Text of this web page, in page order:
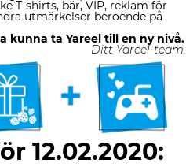
T-shirts, bär, VIP, reklam för
utmärkelser beroende på
kunna ta Yareel till en ny nivå.
Ditt Yareel-team.
12.02.2020: